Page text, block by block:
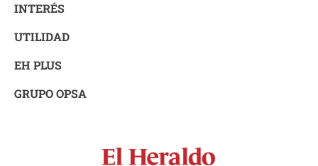
INTERÉS
UTILIDAD
EH PLUS
GRUPO OPSA